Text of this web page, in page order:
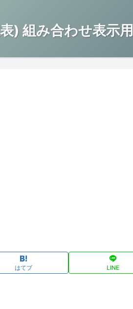
) 組み合わせ表示
はてブ LINE